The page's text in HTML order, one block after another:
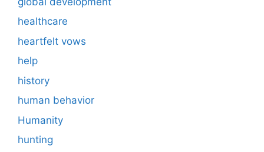
healthcare
heartfelt vows
help
history
human behavior
Humanity
hunting